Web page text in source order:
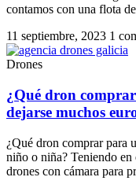
contamos con una flota de
11 septiembre, 2023 1
Drones
¿Qué dron
dejarse muchos
¿Qué dron comprar para
niño o niña? Teniendo en
drones con cámara para